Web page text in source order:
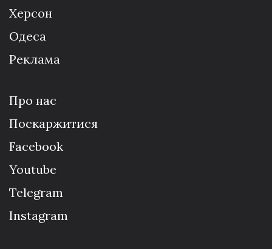
Херсон
Одеса
Реклама
Про нас
Поскаржитися
Facebook
Youtube
Telegram
Instagram